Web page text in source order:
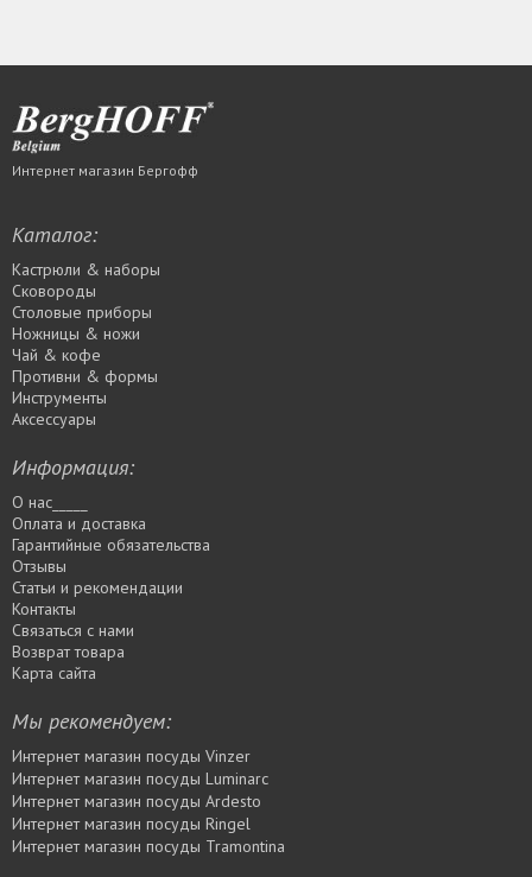
Интернет магазин Бергофф
Каталог:
Кастрюли & наборы
Сковороды
Столовые приборы
Ножницы & ножи
Чай & кофе
Противни & формы
Инструменты
Аксессуары
Информация:
О нас_____
Оплата и доставка
Гарантийные обязательства
Отзывы
Статьи и рекомендации
Контакты
Связаться с нами
Возврат товара
Карта сайта
Мы рекомендуем:
Интернет магазин посуды Vinzer
Интернет магазин посуды Luminarc
Интернет магазин посуды Ardesto
Интернет магазин посуды Rіngel
Интернет магазин посуды Tramontina